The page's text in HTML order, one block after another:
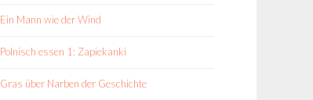
Ein Mann wie der Wind
Polnisch essen 1: Zapiekanki
Gras über Narben der Geschichte